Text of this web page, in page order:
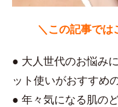
＼この記事では
● 大人世代のお悩み
ット使いがおすすめ
● 年々気になる肌の